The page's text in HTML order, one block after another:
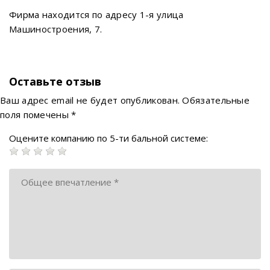
Фирма находится по адресу 1-я улица
Машиностроения, 7.
Оставьте отзыв
Ваш адрес email не будет опубликован. Обязательные
поля помечены*
Оцените компанию по 5-ти бальной системе: